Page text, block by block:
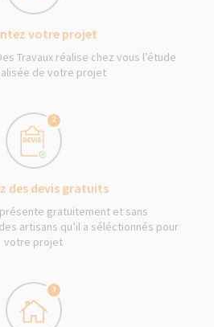
votre projet
Travaux réalise chez vous l’étude
de votre projet
2
des devis gratuits
gratuitement et sans
artisans qu’il a séléctionnés pour
votre projet
3